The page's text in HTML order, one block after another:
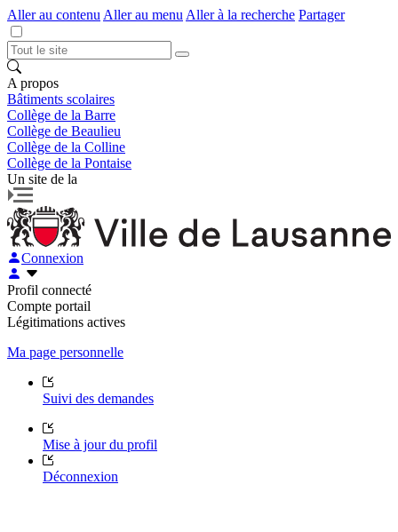
Aller au contenu Aller au menu Aller à la recherche Partager
A propos
Bâtiments scolaires
Collège de la Barre
Collège de Beaulieu
Collège de la Colline
Collège de la Pontaise
Un site de la
Connexion
Profil connecté
Compte portail
Légitimations actives
Ma page personnelle
Suivi des demandes
Mise à jour du profil
Déconnexion